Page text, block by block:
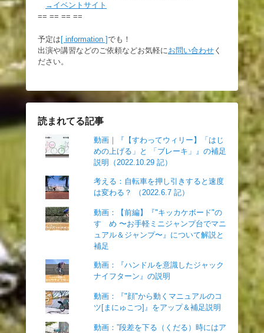
→イベントサイト
== == == ==
予定は [ information ]でも！
出演や講習などのご依頼などお気軽にお問い合わせ く
ださい。
読まれてる記事
動画｜『【すわってウィリー】「はじ
めの上げる」と 「ブレーキ」』の補足
説明（2022.10.29 記）
考える：自転車を押し引きすると速度
は変わる？ （2022.6.7 記）
動画：【前編】『"キッカケボード"の
すゝめ 〜お手軽ミニジャンプ台でマニ
ュアル＆ジャンプ〜』について解説と
補足
動画：『ハンドルを意識したジャック
ナイフターン』の説明
動画：『"顔"から動くマニュアルのコ
ツ[まにゅこつ]』をアップ＆補足説明
動画：”段差を下る（くだる）時にはア